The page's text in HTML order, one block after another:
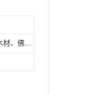
食品、农副产品、海产品、中药材、木材、佛香、茶叶、污泥等